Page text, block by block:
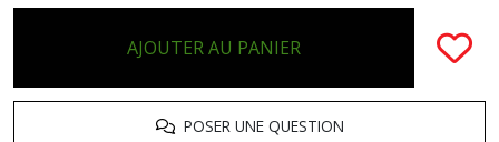
AJOUTER AU PANIER
POSER UNE QUESTION